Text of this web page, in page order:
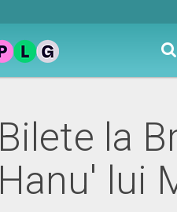
Bilete la
Hanu' lui